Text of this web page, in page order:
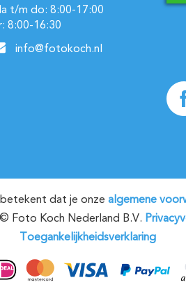
t/m do: 8:00-17:00
8:00-16:30
info@fotokoch.nl
dat je onze algemene
Foto Koch Nederland B.V.
Toegankelijkheidsverklaring